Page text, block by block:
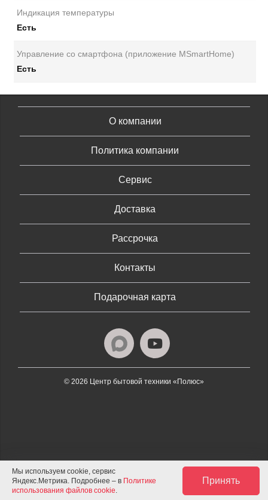
Индикация температуры
Есть
Управление со смартфона (приложение MSmartHome)
Есть
О компании
Политика компании
Сервис
Доставка
Рассрочка
Контакты
Подарочная карта
© 2026 Центр бытовой техники «Полюс»
Мы используем cookie, сервис
Яндекс.Метрика. Подробнее – в Политике
использования файлов cookie.
Принять